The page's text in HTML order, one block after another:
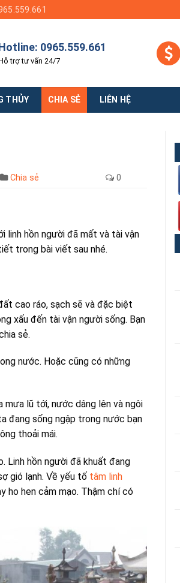
0965.559.661
trợ tư vấn 24/7
THỦY CHIA SẺ LIÊN HỆ
Chia sẻ 0
linh hồn người đã mất và tài vận
trong bài viết sau nhé.
cao ráo, sạch sẽ và đặc biệt
xấu đến tài vận người sống. Bạn
sẻ.
nước. Hoặc cũng có những
mưa lũ tới, nước dâng lên và ngôi
đang sống ngập trong nước bạn
thoải mái.
Linh hồn người đã khuất đang
gió lạnh. Về yếu tố tâm linh
ho hen cảm mạo. Thậm chí có